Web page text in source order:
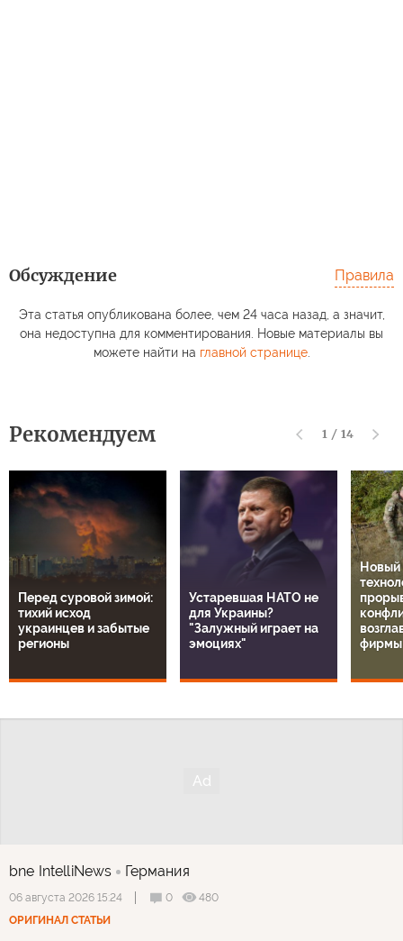
Обсуждение Правила
Эта статья опубликована более, чем 24 часа назад, а значит,
она недоступна для комментирования. Новые материалы вы
можете найти на главной странице.
Рекомендуем 1 / 14
Перед суровой зимой:
тихий исход
украинцев и забытые
регионы
Устаревшая НАТО не
для Украины?
"Залужный играет на
эмоциях"
Новый
фирмы
bne IntelliNews Германия
06 августа 2026 15:24 0
480
ОРИГИНАЛ СТАТЬИ